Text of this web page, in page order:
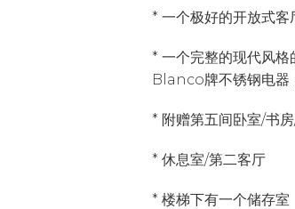
* 一个极好的开放式
* 一个完整的现代风
Blanco牌不锈钢电器
* 附赠第五间卧室/书
* 休息室/第二客厅
* 楼梯下有一个储存室